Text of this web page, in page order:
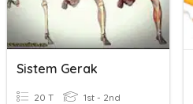
Sistem Gerak
20 T 1st - 2nd